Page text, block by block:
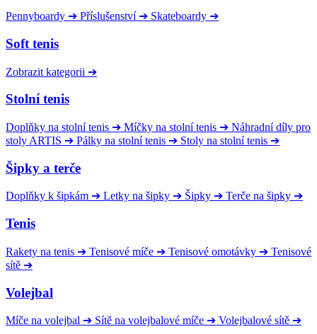
Pennyboardy ➔ Příslušenství ➔ Skateboardy ➔
Soft tenis
Zobrazit kategorii ➔
Stolní tenis
Doplňky na stolní tenis ➔ Míčky na stolní tenis ➔ Náhradní díly pro
stoly ARTIS ➔ Pálky na stolní tenis ➔ Stoly na stolní tenis ➔
Šipky a terče
Doplňky k šipkám ➔ Letky na šipky ➔ Šipky ➔ Terče na šipky ➔
Tenis
Rakety na tenis ➔ Tenisové míče ➔ Tenisové omotávky ➔ Tenisové
sítě ➔
Volejbal
Míče na volejbal ➔ Sítě na volejbalové míče ➔ Volejbalové sítě ➔